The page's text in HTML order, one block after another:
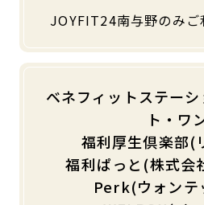
JOYFIT24南与野のみご
ベネフィットステー
ト・ワ
福利厚生倶楽部(
福利ぱっと(株式会
Perk(ウォンテ